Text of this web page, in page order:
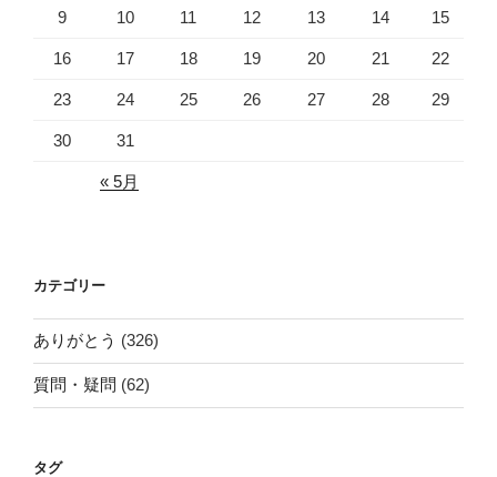
9 10 11 12 13 14 15
16 17 18 19 20 21 22
23 24 25 26 27 28 29
30 31
« 5月
カテゴリー
ありがとう (326)
質問・疑問 (62)
タグ